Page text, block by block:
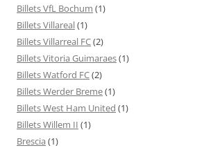
Billets VfL Bochum (1)
Billets Villareal(1)
Billets Villarreal FC(2)
Billets Vitoria Guimaraes(1)
Billets Watford FC(2)
Billets Werder Breme(1)
Billets West Ham United (1)
Billets Willem II (1)
Brescia (1)